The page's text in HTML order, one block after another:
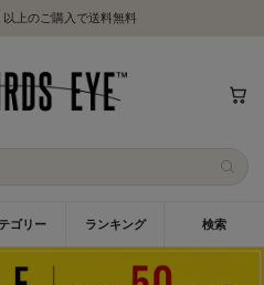
上のご購入で送料無料
ゴリー ランキング 検索